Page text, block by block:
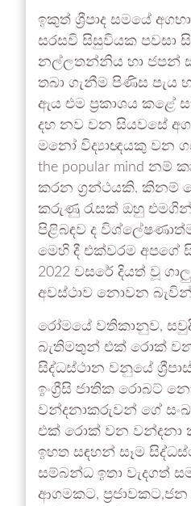
ඉකුත් ශ්‍රීපාද සමයේ
සරසවි සිසුවියක පවසා
නල්ලතන්නිය හා ජපන්
තබා ගැනීම පිණිස පැය
ඇය එම ප්‍රකාශය කළේ
දහ නව වන සියවසේ අග
මනෝ විද්‍යාඥයකු වන
the popular mind
කරන ග්‍රන්ථයකි. කිනම්
කරුණු රැසක් ඔහු එමගින්
පිළිබඳව ද
මෙහි දී එක්වරම අපගේ
2022 වසරේ දියත් වූ
අවස්ථාව නොවන බැවින්
රෝමයේ වතිකානුව,
බැතිමතුන් එක් රොක් වන
සිද්ධස්ථාන වනුයේ
ඉංග්‍රීසි ජාතික රොබට්
වන්දනාකරුවන් ගේ
එක් රොක් වන වන්දනා
ඉහත සඳහන් සෑම
සම්බන්ධ ඉතා වැදගත්
ආගමකට,